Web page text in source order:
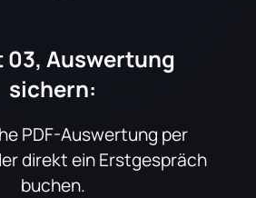
Auswertung
sichern:
PDF-Auswertung per
direkt ein Erstgespräch
buchen.